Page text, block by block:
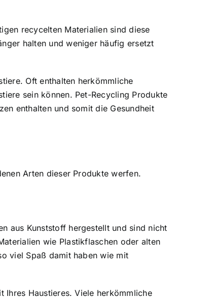
recycelten Materialien sind diese
halten und weniger häufig ersetzt
Oft enthalten herkömmliche
sein können. Pet-Recycling Produkte
enthalten und somit die Gesundheit
Arten dieser Produkte werfen.
aus Kunststoff hergestellt und sind nicht
wie Plastikflaschen oder alten
viel Spaß damit haben wie mit
Ihres Haustieres. Viele herkömmliche